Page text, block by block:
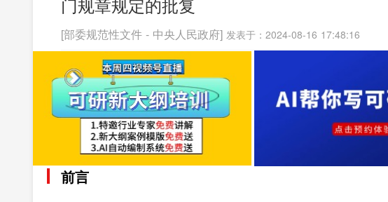
[部委规范性文件 - 中央人民政府] 发表于：2024-08-16 17:48:16
前言